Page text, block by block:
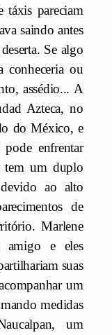
táxis pareciam
saindo antes
Se algo
conheceria ou
assédio... A
Azteca, no
do México, e
enfrentar
tem um duplo
ao alto
de
Marlene
e eles
suas
um
medidas
um